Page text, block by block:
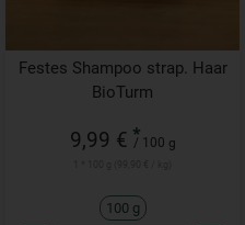
Festes Shampoo strap. Haar
BioTurm
9,99 € *
/ 100 g
100 g